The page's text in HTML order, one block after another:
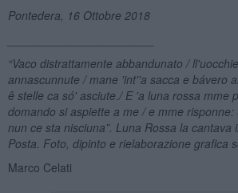
Pontedera, 16 Ottobre 2018
“Vaco distrattamente abbandunato /
annascunnute / mane 'int''a sacca e bávero
ê stelle ca só' asciute./ E 'a luna rossa mme
domando si aspiette a me / e mme risponne:
nun ce sta nisciuna”. Luna Rossa la cantava
Posta. Foto, dipinto e rielaborazione grafica
Marco Celati